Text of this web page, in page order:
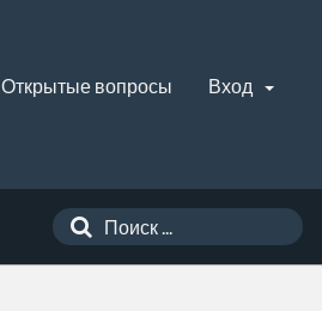
Открытые вопросы Вход